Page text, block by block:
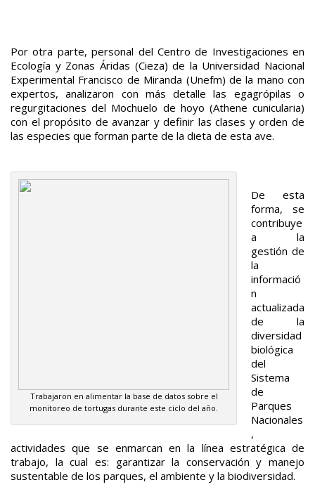
Por otra parte, personal del Centro de Investigaciones en
Ecología y Zonas Áridas (Cieza) de la Universidad Nacional
Experimental Francisco de Miranda (Unefm) de la mano con
expertos, analizaron con más detalle las egagrópilas o
regurgitaciones del Mochuelo de hoyo (Athene cunicularia)
con el propósito de avanzar y definir las clases y orden de
las especies que forman parte de la dieta de esta ave.
Trabajaron en alimentar la base de datos sobre el
monitoreo de tortugas durante este ciclo del año.
De esta
forma, se
contribuye
a la
gestión de
la
informació
n
actualizada
de la
diversidad
biológica
del
Sistema
de
Parques
Nacionales
,
actividades que se enmarcan en la línea estratégica de
trabajo, la cual es: garantizar la conservación y manejo
sustentable de los parques, el ambiente y la biodiversidad.